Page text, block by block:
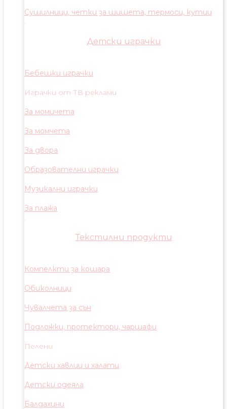
Сушилници, четки за шишета, термоси, кутии
Детски играчки
Бебешки играчки
Играчки от ТВ реклами
За момичета
За момчета
За двора
Образователни играчки
Музикални играчки
За плажа
Текстилни продукти
Компелкти за кошара
Обиколници
Чувалчета за сън
Подложки, протектори, чаршафи
Пелени
Детски хавлии и халати
Детски одеяла
Балдахини